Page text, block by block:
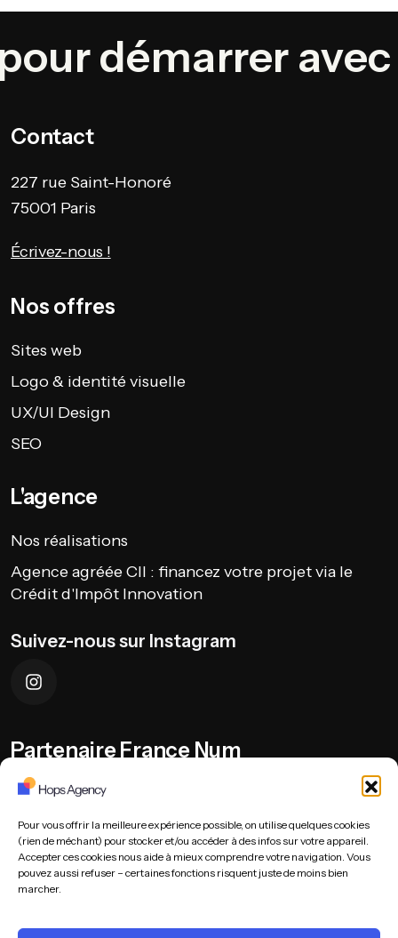
Pour vous offrir la meilleure expérience possible, on utilise quelques cookies
(rien de méchant) pour stocker et/ou accéder à des infos sur votre appareil.
Accepter ces cookies nous aide à mieux comprendre votre navigation. Vous
pouvez aussi refuser – certaines fonctions risquent juste de moins bien
marcher.
démarrer avec
Contact
227 rue Saint-Honoré
75001 Paris
Écrivez-nous !
Nos offres
Sites web
Logo & identité visuelle
UX/UI Design
SEO
L'agence
Nos réalisations
Agence agréée CII : financez votre projet via le
Crédit d'Impôt Innovation
Suivez-nous sur Instagram
Partenaire France Num